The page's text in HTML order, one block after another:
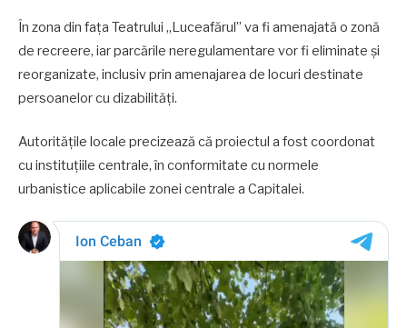
În zona din fața Teatrului „Luceafărul” va fi amenajată o zonă
de recreere, iar parcările neregulamentare vor fi eliminate și
reorganizate, inclusiv prin amenajarea de locuri destinate
persoanelor cu dizabilități.
Autoritățile locale precizează că proiectul a fost coordonat
cu instituțiile centrale, în conformitate cu normele
urbanistice aplicabile zonei centrale a Capitalei.